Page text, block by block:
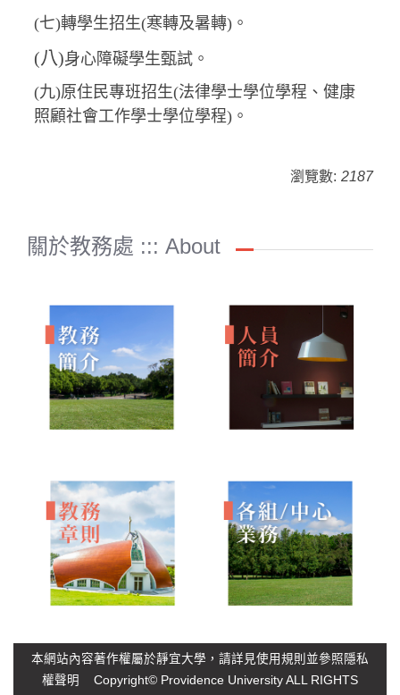
(七)轉學生招生(寒轉及暑轉)。
(八)身心障礙學生甄試。
(九)原住民專班招生(法律學士學位學程、健康
照顧社會工作學士學位學程)。
瀏覽數: 2187
關於教務處 ::: About
本網站內容著作權屬於靜宜大學，請詳見使用規則 並參照 隱私
權聲明
Copyright© Providence University ALL RIGHTS